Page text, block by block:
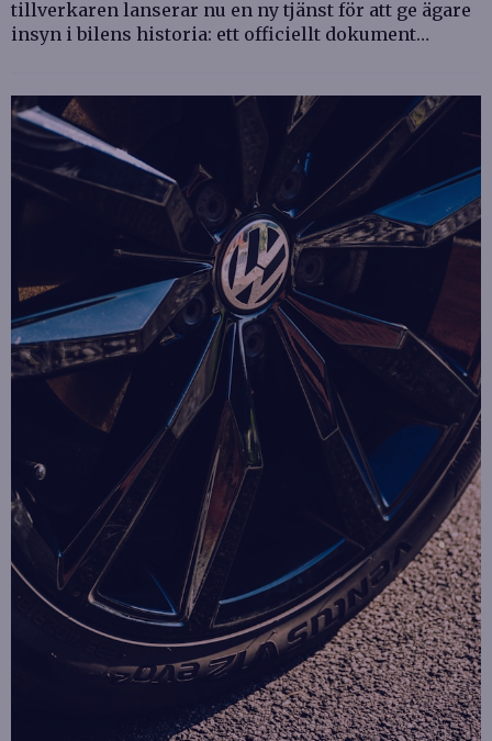
tillverkaren lanserar nu en ny tjänst för att ge ägare
insyn i bilens historia: ett officiellt dokument…